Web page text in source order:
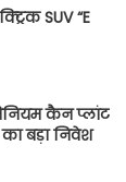
SUV “E
कैन प्लांट
बड़ा निवेश